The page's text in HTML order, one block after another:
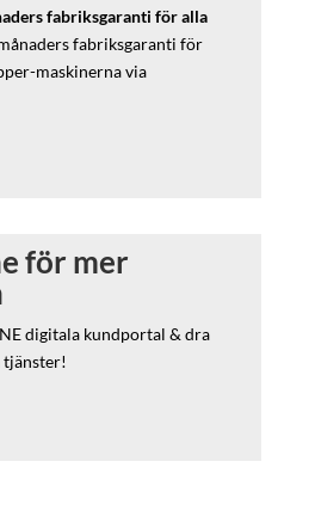
fabriksgaranti för alla
fabriksgaranti för
maskinerna via
för mer
digitala kundportal & dra
tjänster!